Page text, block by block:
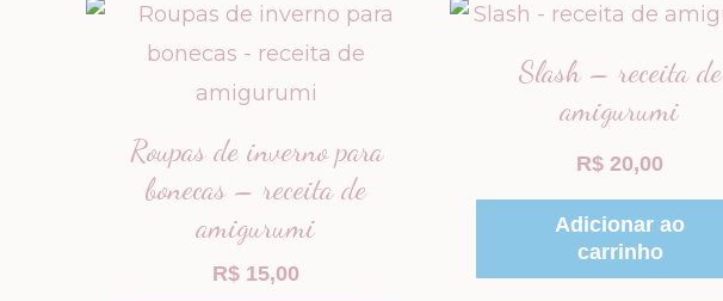
Roupas de inverno para
bonecas – receita de
amigurumi
R$ 15,00
Slash – receita de
amigurumi
R$ 20,00
Adicionar ao
carrinho